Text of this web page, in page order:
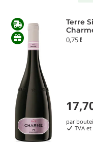
Terre
0,75 ℓ
par
TVA